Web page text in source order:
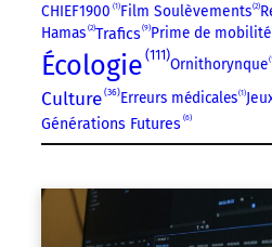
CHIEF1900 1 Film Soulèvements 2
Hamas 2 Trafics 9 Prime de
Écologie 111
Ornithorynque
Culture 36 Erreurs médicales 1
Générations Futures 6